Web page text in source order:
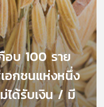
อบ 100 ราย
อกชนแห่งหนึ่ง
ได้รับเงิน / มี